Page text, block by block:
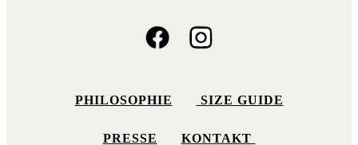
PHILOSOPHIE SIZE GUIDE
PRESSE KONTAKT